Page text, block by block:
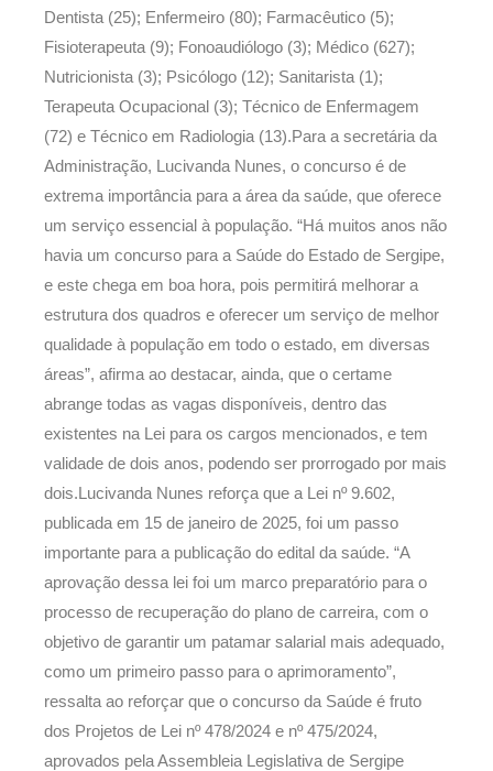
Dentista (25); Enfermeiro (80); Farmacêutico (5);
Fisioterapeuta (9); Fonoaudiólogo (3); Médico (627);
Nutricionista (3); Psicólogo (12); Sanitarista (1);
Terapeuta Ocupacional (3); Técnico de Enfermagem
(72) e Técnico em Radiologia (13).Para a secretária da
Administração, Lucivanda Nunes, o concurso é de
extrema importância para a área da saúde, que oferece
um serviço essencial à população. “Há muitos anos não
havia um concurso para a Saúde do Estado de Sergipe,
e este chega em boa hora, pois permitirá melhorar a
estrutura dos quadros e oferecer um serviço de melhor
qualidade à população em todo o estado, em diversas
áreas”, afirma ao destacar, ainda, que o certame
abrange todas as vagas disponíveis, dentro das
existentes na Lei para os cargos mencionados, e tem
validade de dois anos, podendo ser prorrogado por mais
dois.Lucivanda Nunes reforça que a Lei nº 9.602,
publicada em 15 de janeiro de 2025, foi um passo
importante para a publicação do edital da saúde. “A
aprovação dessa lei foi um marco preparatório para o
processo de recuperação do plano de carreira, com o
objetivo de garantir um patamar salarial mais adequado,
como um primeiro passo para o aprimoramento”,
ressalta ao reforçar que o concurso da Saúde é fruto
dos Projetos de Lei nº 478/2024 e nº 475/2024,
aprovados pela Assembleia Legislativa de Sergipe